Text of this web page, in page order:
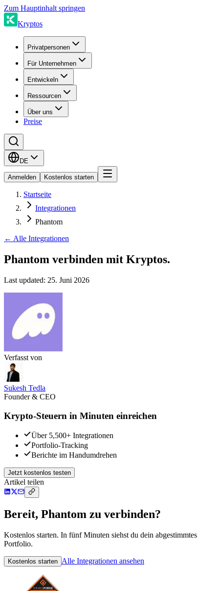
Zum Hauptinhalt springen
Kryptos
Privatpersonen
Für Unternehmen
Entwickeln
Ressourcen
Über uns
Preise
DE
Anmelden Kostenlos starten
Startseite
Integrationen
Phantom
← Alle Integrationen
Phantom verbinden mit Kryptos.
Last updated: 25. Juni 2026
Verfasst von
Sukesh Tedla
Founder & CEO
Krypto-Steuern in Minuten einreichen
Über 5,500+ Integrationen
Portfolio-Tracking
Berichte im Handumdrehen
Jetzt kostenlos testen
Artikel teilen
Bereit, Phantom zu verbinden?
Kostenlos starten. In fünf Minuten siehst du dein abgestimmtes
Portfolio.
Kostenlos starten Alle Integrationen ansehen